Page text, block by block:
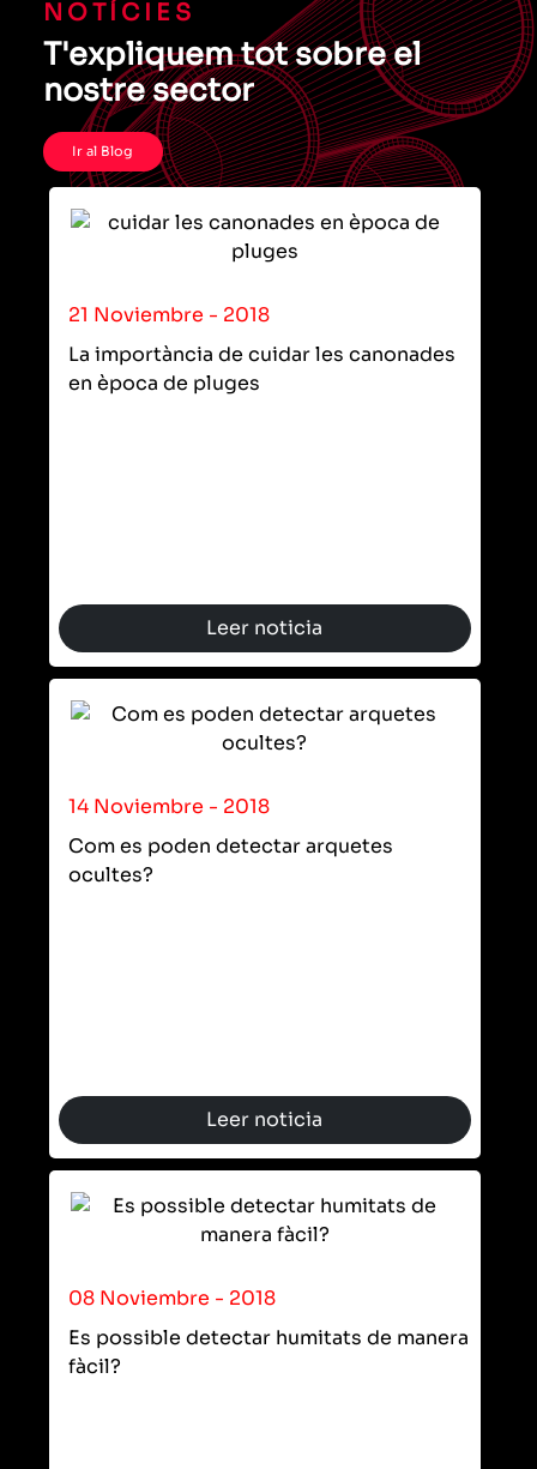
NOTÍCIES
T'expliquem tot sobre el
nostre sector
Ir al Blog
21 Noviembre - 2018
La importància de cuidar les canonades
en època de pluges
Leer noticia
14 Noviembre - 2018
Com es poden detectar arquetes
ocultes?
Leer noticia
08 Noviembre - 2018
Es possible detectar humitats de manera
fàcil?